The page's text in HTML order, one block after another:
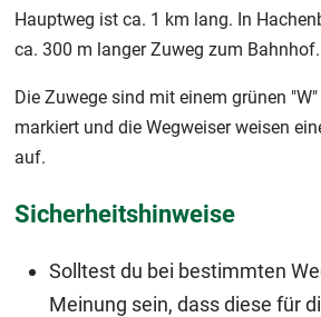
Hauptweg ist ca. 1 km lang. In
ca. 300 m langer Zuweg zum Bahnhof.
Die Zuwege sind mit einem grünen
markiert und die Wegweiser weisen
auf.
Sicherheitshinweise
Solltest du bei bestimmten
Meinung sein, dass diese für